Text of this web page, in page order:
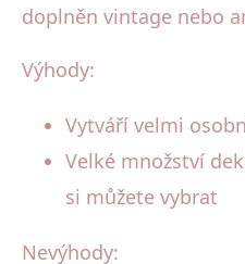
doplněn vintage nebo
Výhody:
Vytváří velmi
Velké množství
si můžete vybrat
Nevýhody: